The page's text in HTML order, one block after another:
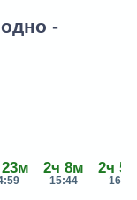
-
2ч 8м
15:44
2ч
16:31